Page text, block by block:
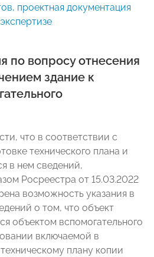
проектная документация
по вопросу отнесения
здание к
что в соответствии с
технического плана и
в нем сведений,
Росреестра от 15.03.2022
возможность указания в
о том, что объект
объектом вспомогательного
включаемой в
плану копии